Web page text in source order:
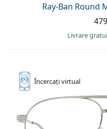
Ray-Ban Round
Livrare
Încercațivirtual